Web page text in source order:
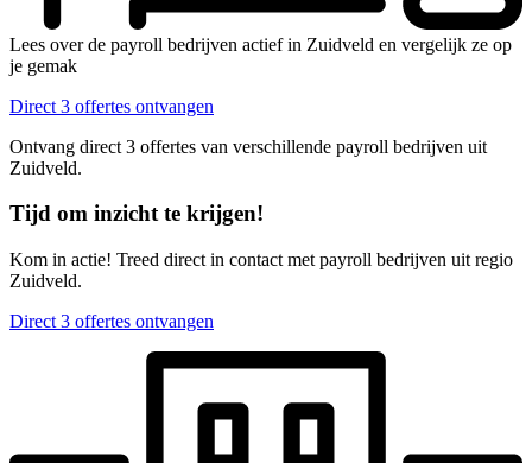
Lees over de payroll bedrijven actief in Zuidveld en vergelijk ze op
je gemak
Direct 3 offertes ontvangen
Ontvang direct 3 offertes van verschillende payroll bedrijven uit
Zuidveld.
Tijd om inzicht te krijgen!
Kom in actie! Treed direct in contact met payroll bedrijven uit regio
Zuidveld.
Direct 3 offertes ontvangen